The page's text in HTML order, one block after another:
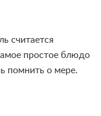
считается
простое блюдо
помнить о мере.